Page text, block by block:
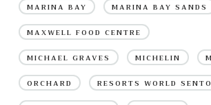
MARINA BAY MARINA BAY SANDS
MAXWELL FOOD CENTRE
MICHAEL GRAVES MICHELIN
ORCHARD RESORTS WORLD